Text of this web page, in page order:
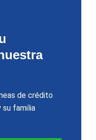
de crédito
su familia